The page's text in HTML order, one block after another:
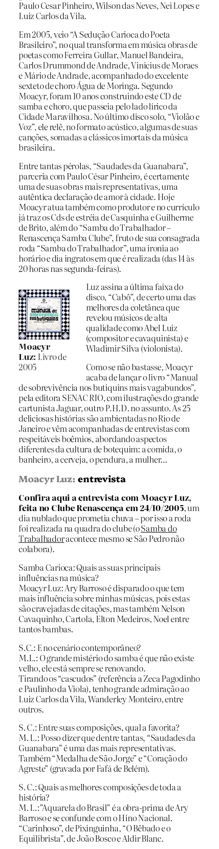
Paulo Cesar Pinheiro, Wilson das Neves, Nei Lopes e
Luiz Carlos da Vila.
Em 2005, veio “A Sedução Carioca do Poeta
Brasileiro”, no qual transforma em música obras de
poetas como Ferreira Gullar, Manuel Bandeira,
Carlos Drummond de Andrade, Vinicius de Moraes
e Mário de Andrade, acompanhado do excelente
sexteto de choro Água de Moringa. Segundo
Moacyr, foram 10 anos construindo este CD de
samba e choro, que passeia pelo lado lírico da
Cidade Maravilhosa. No último disco solo, “Violão e
Voz”, ele relê, no formato acústico, algumas de suas
canções, somadas a clássicos imortais da música
brasileira.
Entre tantas pérolas, “Saudades da Guanabara”,
parceria com Paulo César Pinheiro, é certamente
uma de suas obras mais representativas, uma
autêntica declaração de amor à cidade. Hoje
Moacyr atua também como produtor e no currículo
já traz os Cds de estréia de Casquinha e Guilherme
de Brito, além do “Samba do Trabalhador –
Renascença Samba Clube”, fruto de sua consagrada
roda “Samba do Trabalhador”, uma ironia ao
horário e dia ingratos em que é realizada (das 14 às
20 horas nas segunda-feiras).
Moacyr
Luz: Livro de
2005
Luz assina a última faixa do
disco, “Cabô”, de certo uma das
melhores da coletânea que
revelou músicos de alta
qualidade como Abel Luiz
(compositor e cavaquinista) e
Wladimir Silva (violonista).
Como se não bastasse, Moacyr
acaba de lançar o livro “Manual
de sobrevivência nos butiquins mais vagabundos”,
pela editora SENAC RIO, com ilustrações do grande
cartunista Jaguar, outro P.H.D. no assunto. As 25
deliciosas histórias são ambientadas no Rio de
Janeiro e vêm acompanhadas de entrevistas com
respeitáveis boêmios, abordando aspectos
diferentes da cultura de botequim: a comida, o
banheiro, a cerveja, o pendura, a mulher…
Moacyr Luz: entrevista
Confira aqui a entrevista com Moacyr Luz,
feita no Clube Renascença em 24/10/2005, um
dia nublado que prometia chuva – por isso a roda
foi realizada na quadra do clube (oSamba do
Trabalhadoracontece mesmo se São Pedro não
colabora).
Samba Carioca: Quais as suas principais
influências na música?
Moacyr Luz: Ary Barroso é disparado o que tem
mais influência sobre minhas músicas, pois estas
são cravejadas de citações, mas também Nelson
Cavaquinho, Cartola, Elton Medeiros, Noel entre
tantos bambas.
S.C.: E no cenário contemporâneo?
M.L.: O grande mistério do samba é que não existe
velho, ele está sempre se renovando.
Tirando os “cascudos” (referência a Zeca Pagodinho
e Paulinho da Viola), tenho grande admiração ao
Luiz Carlos da Vila, Wanderley Monteiro, entre
outros.
S. C.: Entre suas composições, qual a favorita?
M. L.: Posso dizer que dentre tantas, “Saudades da
Guanabara” é uma das mais representativas.
Também “Medalha de São Jorge” e “Coração do
Agreste” (gravada por Fafá de Belém).
S. C.: Quais as melhores composições de toda a
história?
M. L.:”Aquarela do Brasil” é a obra-prima de Ary
Barroso e se confunde com o Hino Nacional.
“Carinhoso”, de Pixinguinha, “O Bêbado e o
Equilibrista”, de João Bosco e Aldir Blanc.